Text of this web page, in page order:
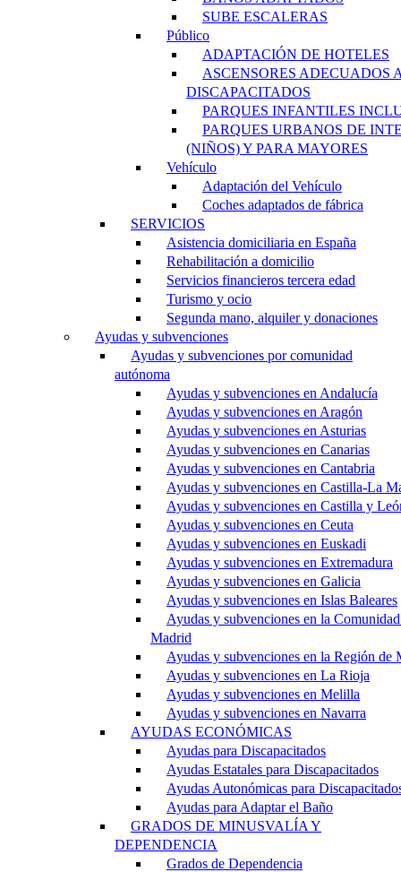
SUBE ESCALERAS
Público
ADAPTACIÓN DE HOTELES
ASCENSORES ADECUADOS
DISCAPACITADOS
PARQUES INFANTILES
PARQUES URBANOS DE
(NIÑOS) Y PARA MAYORES
Vehículo
Adaptación del Vehículo
Coches adaptados de fábrica
SERVICIOS
Asistencia domiciliaria en España
Rehabilitación a domicilio
Servicios financieros tercera edad
Turismo y ocio
Segunda mano, alquiler y donaciones
Ayudas y subvenciones
Ayudas y subvenciones por comunidad
autónoma
Ayudas y subvenciones en Andalucía
Ayudas y subvenciones en Aragón
Ayudas y subvenciones en Asturias
Ayudas y subvenciones en Canarias
Ayudas y subvenciones en Cantabria
Ayudas y subvenciones en Castilla-La
Ayudas y subvenciones en Castilla y
Ayudas y subvenciones en Ceuta
Ayudas y subvenciones en Euskadi
Ayudas y subvenciones en Extremadura
Ayudas y subvenciones en Galicia
Ayudas y subvenciones en Islas Baleares
Ayudas y subvenciones en la
Madrid
Ayudas y subvenciones en la Región de
Ayudas y subvenciones en La Rioja
Ayudas y subvenciones en Melilla
Ayudas y subvenciones en Navarra
AYUDAS ECONÓMICAS
Ayudas para Discapacitados
Ayudas Estatales para Discapacitados
Ayudas Autonómicas para
Ayudas para Adaptar el Baño
GRADOS DE MINUSVALÍA Y
DEPENDENCIA
Grados de Dependencia